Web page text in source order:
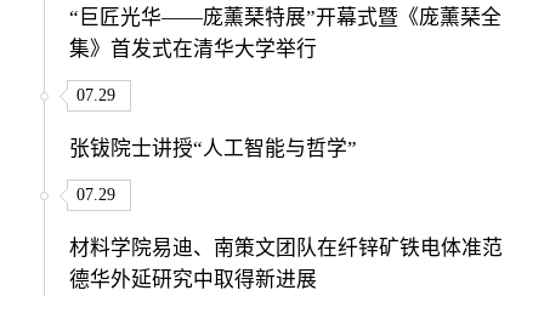
“巨匠光华——庞薰琹特展”开幕式暨《庞薰琹全
集》首发式在清华大学举行
07.29
张钹院士讲授“人工智能与哲学”
07.29
材料学院易迪、南策文团队在纤锌矿铁电体准范
德华外延研究中取得新进展